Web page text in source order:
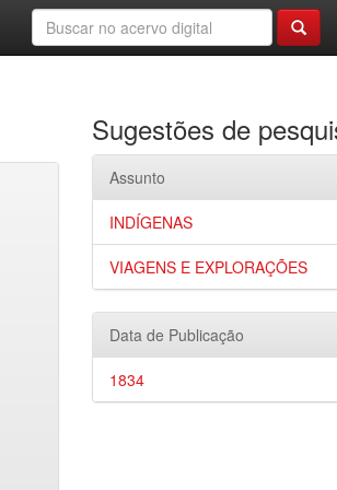
Sugestões de
Assunto
INDÍGENAS
VIAGENS E EXPLORAÇÕES
Data de Publicação
1834